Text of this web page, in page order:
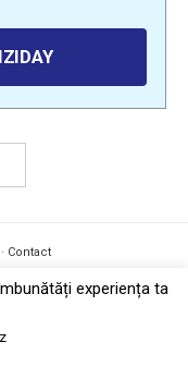
· Contact
experiența ta